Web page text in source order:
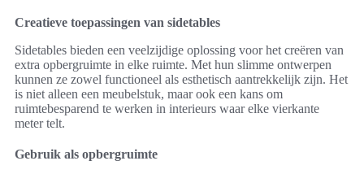
Creatieve toepassingen van sidetables
Sidetables bieden een veelzijdige oplossing voor het creëren van
extra opbergruimte in elke ruimte. Met hun slimme ontwerpen
kunnen ze zowel functioneel als esthetisch aantrekkelijk zijn. Het
is niet alleen een meubelstuk, maar ook een kans om
ruimtebesparend te werken in interieurs waar elke vierkante
meter telt.
Gebruik als opbergruimte